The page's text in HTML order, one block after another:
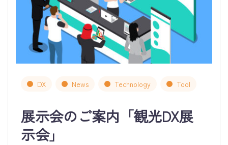
DX News Technology Tool
展示会のご案内「観光DX展
示会」